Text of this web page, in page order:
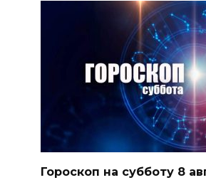
Гороскоп на субботу 8